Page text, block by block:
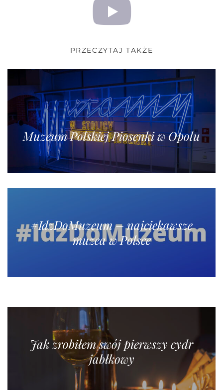
PRZECZYTAJ TAKŻE
Muzeum Polskiej Piosenki w Opolu
#IdzDoMuzeum – najciekawsze
muzea w Polsce
Jak zrobiłem swój pierwszy cydr
jabłkowy